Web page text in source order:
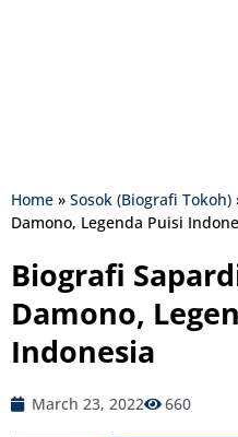
Home » Sosok (Biografi Tokoh)
Damono, Legenda Puisi
Biografi
Damono,
Indonesia
March 23, 2022 660